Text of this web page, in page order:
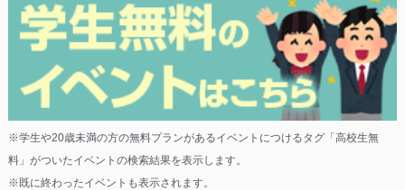
※学生や20歳未満の方の無料プランがあるイベントにつけるタグ「高校生無
料」がついたイベントの検索結果を表示します。
※既に終わったイベントも表示されます。